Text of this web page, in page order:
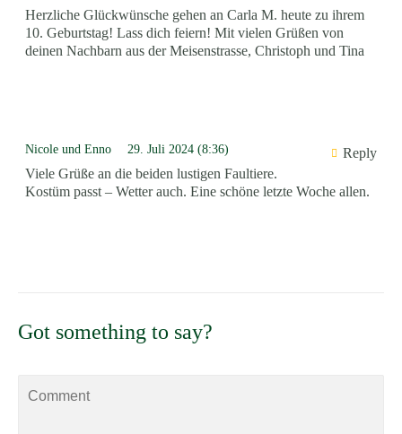
Herzliche Glückwünsche gehen an Carla M. heute zu ihrem
10. Geburtstag! Lass dich feiern! Mit vielen Grüßen von
deinen Nachbarn aus der Meisenstrasse, Christoph und Tina
Nicole und Enno 29. Juli 2024 (8:36)
Reply
Viele Grüße an die beiden lustigen Faultiere.
Kostüm passt – Wetter auch. Eine schöne letzte Woche allen.
Got something to say?